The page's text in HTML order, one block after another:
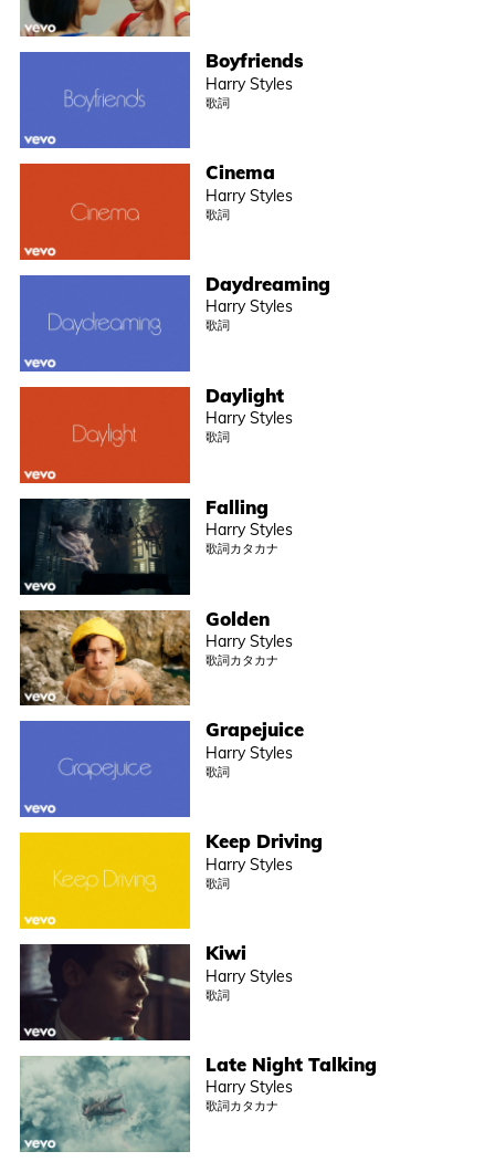
Boyfriends
Harry Styles
歌詞
Cinema
Harry Styles
歌詞
Daydreaming
Harry Styles
歌詞
Daylight
Harry Styles
歌詞
Falling
Harry Styles
歌詞カタカナ
Golden
Harry Styles
歌詞カタカナ
Grapejuice
Harry Styles
歌詞
Keep Driving
Harry Styles
歌詞
Kiwi
Harry Styles
歌詞
Late Night Talking
Harry Styles
歌詞カタカナ